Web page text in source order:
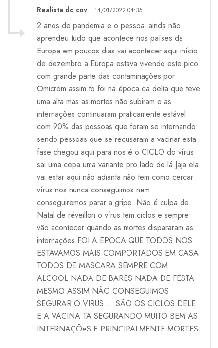
Realista do cov 14/01/2022 04:35
2 anos de pandemia e o pessoal ainda não
aprendeu tudo que acontece nos países da
Europa em poucos dias vai acontecer aqui início
de dezembro a Europa estava vivendo este pico
com grande parte das contaminações por
Omicrom assim tb foi na época da delta que teve
uma alta mas as mortes não subiram e as
internações continuaram praticamente estável
com 90% das pessoas que foram se internando
sendo pessoas que se recusaram a vacinar esta
fase chegou aqui para nos é o CICLO do vírus
sai uma cepa uma variante pro lado de lá Jaja ela
vai estar aqui não adianta não tem como cercar
vírus nos nunca conseguimos nem
conseguiremos parar a gripe. Não é culpa de
Natal de réveillon o vírus tem ciclos e sempre
vão acontecer quando as mortes dispararam as
internações FOI A EPOCA QUE TODOS NOS
ESTAVAMOS MAIS COMPORTADOS EM CASA
TODOS DE MASCARA SEMPRE COM
ALCOOL NADA DE BARES NADA DE FESTA
MESMO ASSIM NÃO CONSEGUIMOS
SEGURAR O VIRUS ....SÃO OS CICLOS DELE
E A VACINA TA SEGURANDO MUITO BEM AS
INTERNAÇÕeS E PRINCIPALMENTE MORTES
.